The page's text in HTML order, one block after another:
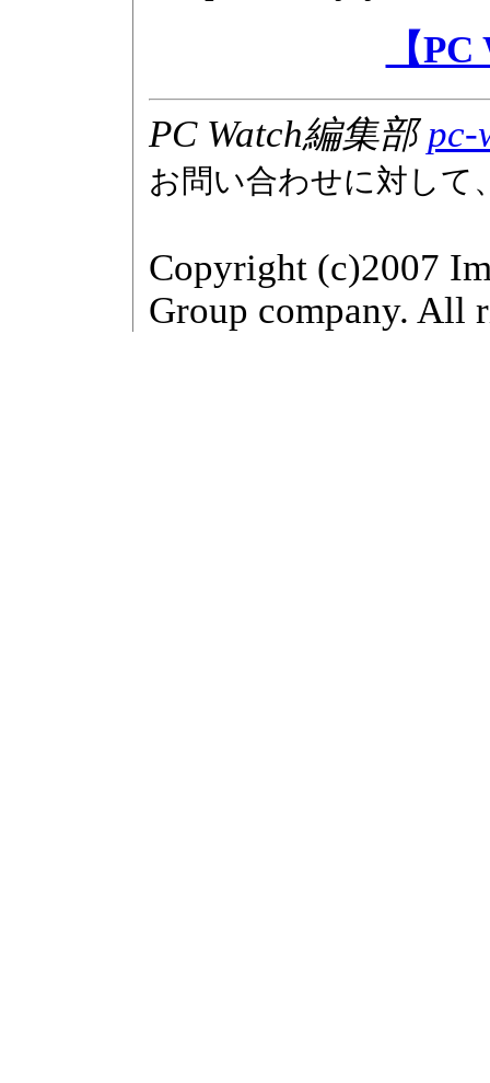
【
PC Watch編集部pc-
お問い合わせに対して
Copyright (c)2007
Group company. All